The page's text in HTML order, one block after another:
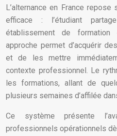
L’alternance en France
efficace : l’étudiant
établissement de
approche permet d’acquérir
et de les mettre
contexte professionnel. Le
les formations, allant de
plusieurs semaines d’affilée
Ce système présente
professionnels opérationnels